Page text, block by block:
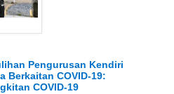
Pengurusan Kendiri
Berkaitan COVID-19:
COVID-19